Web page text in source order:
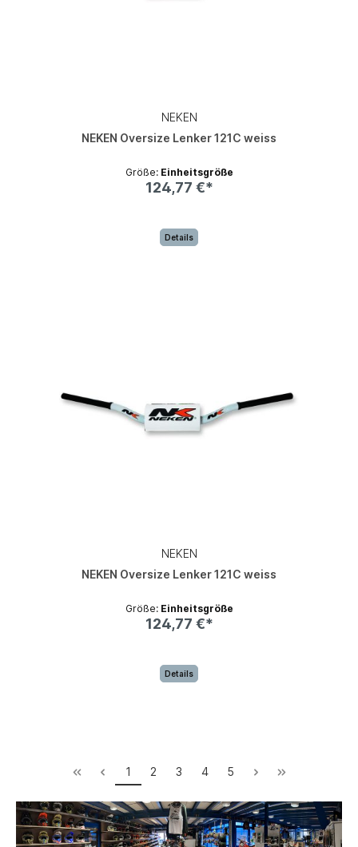
NEKEN
NEKEN Oversize Lenker 121C weiss
Größe: Einheitsgröße
124,77 €*
Details
NEKEN
NEKEN Oversize Lenker 121C weiss
Größe: Einheitsgröße
124,77 €*
Details
1 2 3 4 5